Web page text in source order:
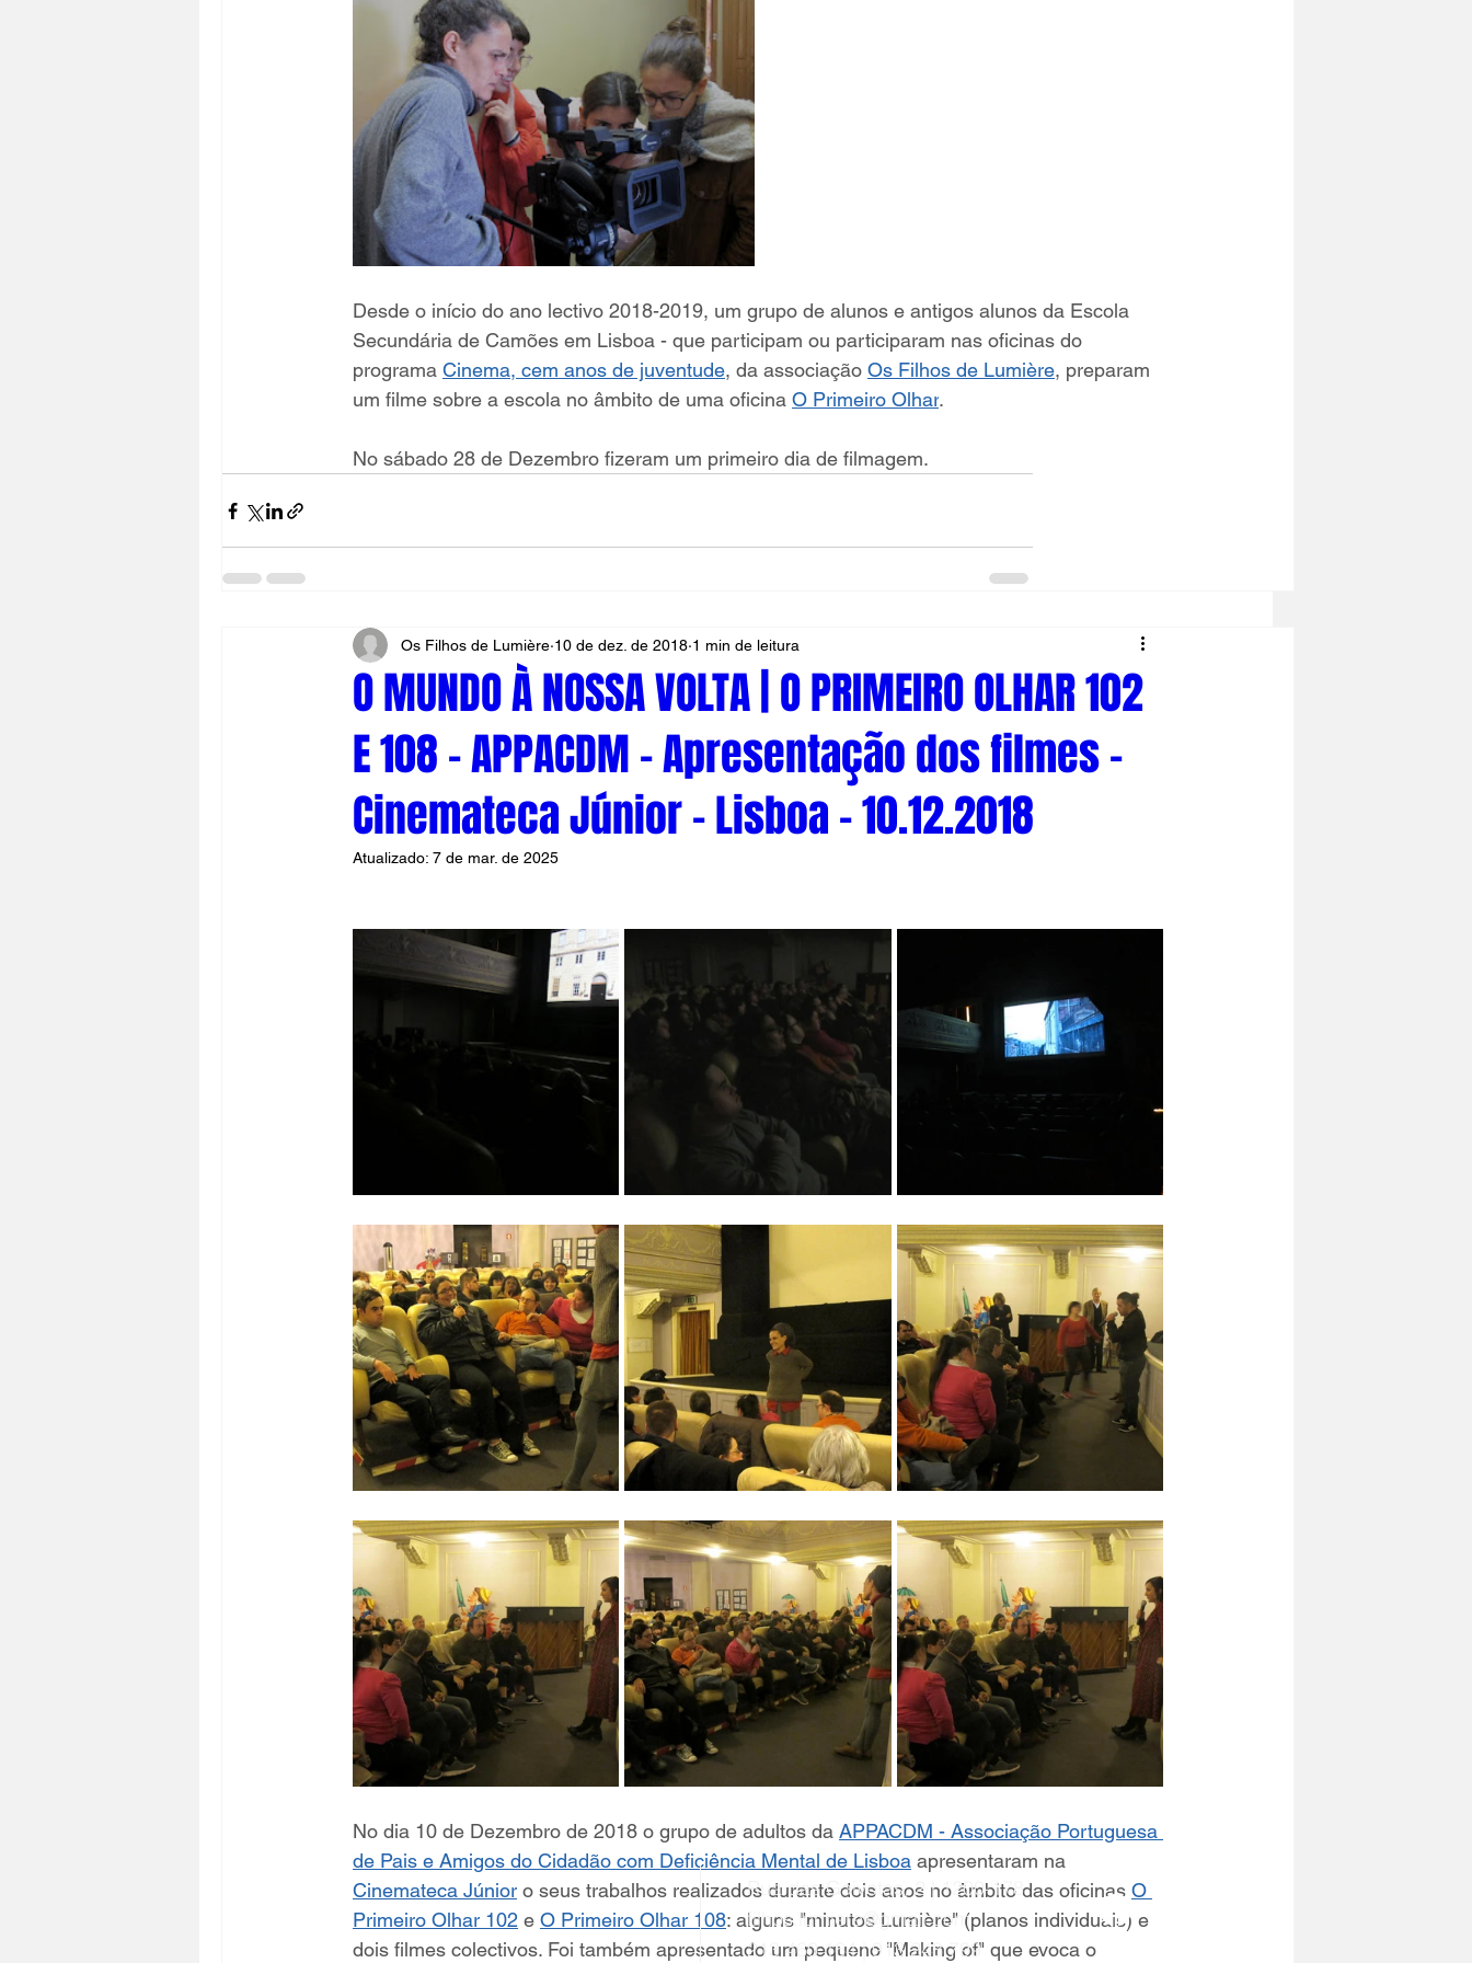
Desde o início do ano lectivo 2018-2019, um grupo de alunos e antigos alunos da Escola
Secundária de Camões em Lisboa - que participam ou participaram nas oficinas do
programa Cinema, cem anos de juventude, da associação Os Filhos de Lumière, preparam
um filme sobre a escola no âmbito de uma oficina O Primeiro Olhar.
No sábado 28 de Dezembro fizeram um primeiro dia de filmagem.
O MUNDO À NOSSA VOLTA | O PRIMEIRO OLHAR 102
E 108 - APPACDM - Apresentação dos filmes –
Cinemateca Júnior - Lisboa - 10.12.2018
Os Filhos de Lumière 10 de dez. de 2018 1 min de leitura
Atualizado: 7 de mar. de 2025
No dia 10 de Dezembro de 2018 o grupo de adultos da APPACDM - Associação Portuguesa
de Pais e Amigos do Cidadão com Deficiência Mental de Lisboa apresentaram na
Cinemateca Júnior o seus trabalhos realizados durante dois anos no âmbito das oficinas O
Primeiro Olhar 102 e O Primeiro Olhar 108: alguns "minutos Lumière" (planos individuais) e
dois filmes colectivos. Foi também apresentado um pequeno "Making of" que evoca o
Rua das Gaivotas, 2 | 1200-178
filhos.lumiere@gmail.com
213 460 164 | 913 248 799